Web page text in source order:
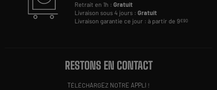
Retrait en 1h :Gratuit
Livraison sous 4 jours :Gratuit
Livraison garantie ce jour : à partir de 9€90
RESTONS EN CONTACT
TÉLÉCHARGEZ NOTRE APPLI !